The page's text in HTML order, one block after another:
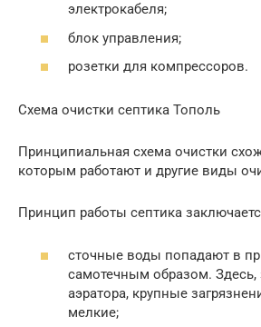
электрокабеля;
блок управления;
розетки для компрессоров.
Схема очистки септика Тополь
Принципиальная схема очистки
которым работают и другие виды
Принцип работы септика
сточные воды попадают в
самотечным образом. Здесь,
аэратора, крупные
мелкие;